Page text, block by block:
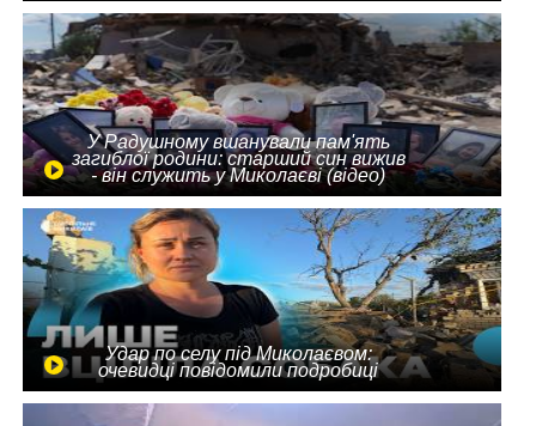
У Радушному вшанували пам'ять
загиблої родини: старший син вижив
- він служить у Миколаєві (відео)
Удар по селу під Миколаєвом:
очевидці повідомили подробиці